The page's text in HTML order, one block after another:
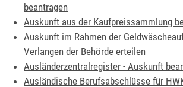
beantragen
Auskunft aus der Kaufpreissammlung
Auskunft im Rahmen der
Verlangen der Behörde erteilen
Ausländerzentralregister - Auskunft
Ausländische Berufsabschlüsse für